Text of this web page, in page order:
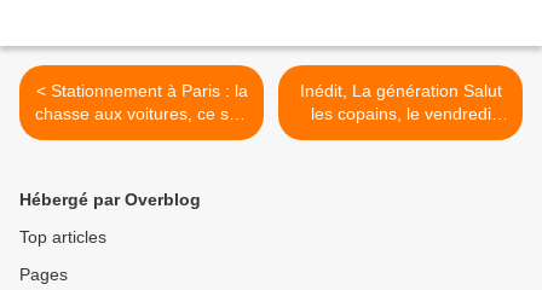
< Stationnement à Paris : la
chasse aux voitures, ce soir
à 21h05 sur W9 dans
Inédit, La génération Salut
les copains, le vendredi
25/10/19 à 21h05 sur
Hébergé par Overblog
Top articles
Pages